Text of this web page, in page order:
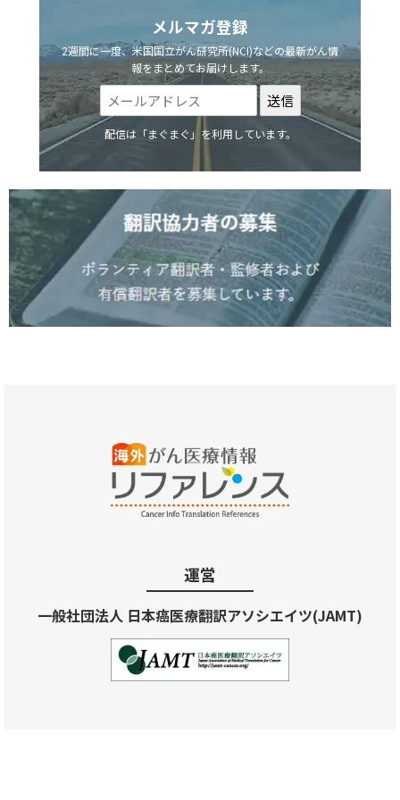
メルマガ登録
2週間に一度、米国国立がん研究所(NCI)などの最新がん情
報をまとめてお届けします。
配信は「まぐまぐ」を利用しています。
運営
一般社団法人 日本癌医療翻訳アソシエイツ(JAMT)